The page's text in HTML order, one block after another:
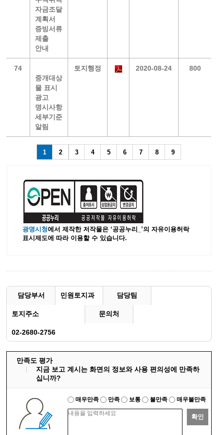
자금조달
계획서
증빙서류
제출
안내
74
중개대상
물 표시
광고
명시사항
세부기준
알림
토지행정 2020-08-24 800
1 2 3 4 5 6 7 8 9
광명시청에서 제작한 저작물은 ‘공공누리_’의 자유이용허락
표시제도에 따라 이용할 수 있습니다.
담당부서 민원토지과 담당팀
토지주소 문의처
02-2680-2756
만족도 평가
지금 보고 계시는 화면의 정보와 사용 편의성에 만족하
십니까?
매우만족 만족 보통 불만족 매우불만족
확인